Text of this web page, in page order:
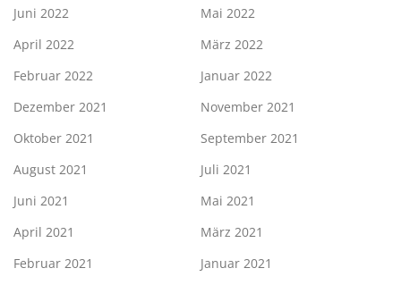
Juni 2022
Mai 2022
April 2022
März 2022
Februar 2022
Januar 2022
Dezember 2021
November 2021
Oktober 2021
September 2021
August 2021
Juli 2021
Juni 2021
Mai 2021
April 2021
März 2021
Februar 2021
Januar 2021